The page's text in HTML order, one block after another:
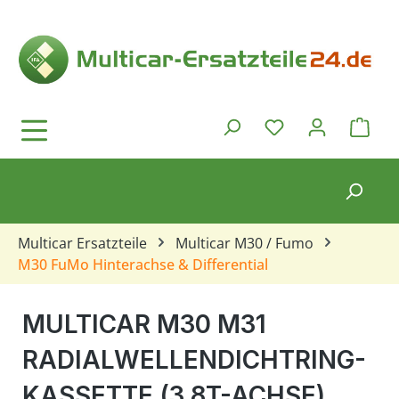
Du hast 0
Multicar Ersatzteile
Multicar M30 / Fumo
M30 FuMo Hinterachse & Differential
MULTICAR M30 M31
RADIALWELLENDICHTRING-